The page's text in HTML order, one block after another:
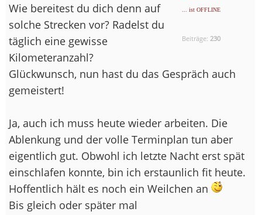
... ist OFFLINE
Beiträge: 230
Wie bereitest du dich denn auf
solche Strecken vor? Radelst du
täglich eine gewisse
Kilometeranzahl?
Glückwunsch, nun hast du das Gespräch auch
gemeistert!
Ja, auch ich muss heute wieder arbeiten. Die
Ablenkung und der volle Terminplan tun aber
eigentlich gut. Obwohl ich letzte Nacht erst spät
einschlafen konnte, bin ich erstaunlich fit heute.
Hoffentlich hält es noch ein Weilchen an
Bis gleich oder später mal